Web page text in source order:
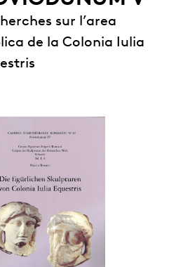
sur l’area
de la Colonia Iulia